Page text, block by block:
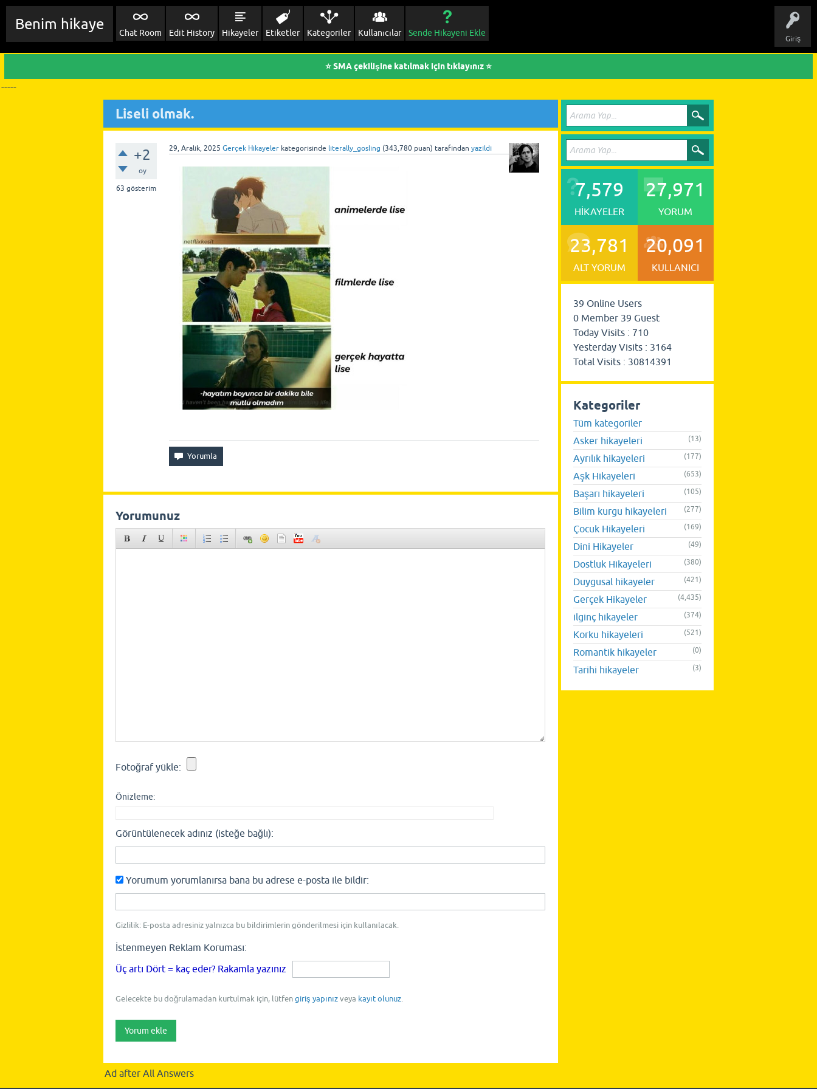
Giriş
Benim hikaye
Chat Room Edit History Hikayeler Etiketler Kategoriler Kullanıcılar Sende Hikayeni Ekle
⭐ SMA çekilişine katılmak için tıklayınız ⭐
-----
Liseli olmak.
+2
oy
63 gösterim
29, Aralık, 2025 Gerçek Hikayeler kategorisinde literally_gosling (343,780 puan) tarafından yazıldı
Yorumunuz
Fotoğraf yükle:
Önizleme:
Görüntülenecek adınız (isteğe bağlı):
Yorumum yorumlanırsa bana bu adrese e-posta ile bildir:
Gizlilik: E-posta adresiniz yalnızca bu bildirimlerin gönderilmesi için kullanılacak.
İstenmeyen Reklam Koruması:
Üç artı Dört = kaç eder? Rakamla yazınız
Gelecekte bu doğrulamadan kurtulmak için, lütfen giriş yapınız veya kayıt olunuz.
Ad after All Answers
7,579
HIKAYELER
27,971
YORUM
23,781
ALT YORUM
20,091
KULLANICI
39 Online Users
0 Member 39 Guest
Today Visits : 710
Yesterday Visits : 3164
Total Visits : 30814391
Kategoriler
Tüm kategoriler
Asker hikayeleri
(13)
Ayrılık hikayeleri (177)
Aşk Hikayeleri (653)
Başarı hikayeleri (105)
Bilim kurgu hikayeleri (277)
Çocuk Hikayeleri (169)
Dini Hikayeler (49)
Dostluk Hikayeleri (380)
Duygusal hikayeler (421)
Gerçek Hikayeler (4,435)
ilginç hikayeler (374)
Korku hikayeleri (521)
Romantik hikayeler (0)
Tarihi hikayeler (3)